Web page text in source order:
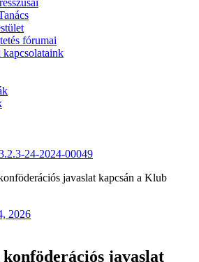
fórumai
24-2024-00049
javaslat kapcsán a Klub
2026
javaslat